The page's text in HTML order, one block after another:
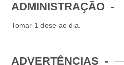
ADMINISTRAÇÃO -
Tomar 1 dose ao dia.
ADVERTÊNCIAS -